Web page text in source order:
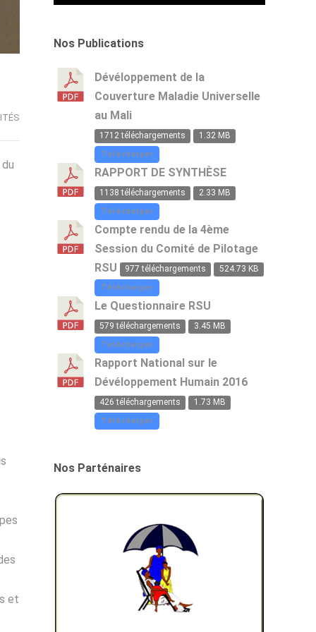
et
Finances
lors
l'atelier
de
partage
sur
le
RSU
l'atelier
de
partage
réflexion
Nos Publications
Dévéloppement de la
Couverture Maladie Universelle
au Mali
1712 téléchargements 1.32 MB
Télécharger
RAPPORT DE SYNTHÈSE
1138 téléchargements 2.33 MB
Télécharger
Compte rendu de la 4ème
Session du Comité de Pilotage
RSU
977 téléchargements 524.73 KB
Télécharger
Le Questionnaire RSU
579 téléchargements 3.45 MB
Télécharger
Rapport National sur le
Dévéloppement Humain 2016
426 téléchargements 1.73 MB
Télécharger
Nos Parténaires